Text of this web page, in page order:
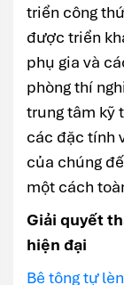
triển công
được triển
phụ gia và
phòng thí
trung tâm kỹ
các đặc tính
của chúng
một cách
Giải quyết
hiện đại
Bê tông tự lèn